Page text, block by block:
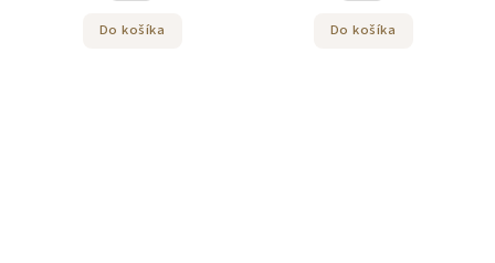
Do košíka Do košíka